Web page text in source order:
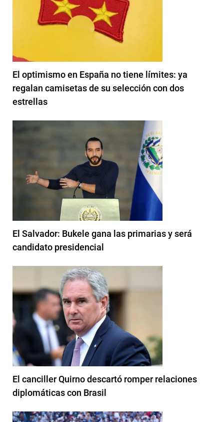
El optimismo en España no tiene límites: ya
regalan camisetas de su selección con dos
estrellas
El Salvador: Bukele gana las primarias y será
candidato presidencial
El canciller Quirno descartó romper relaciones
diplomáticas con Brasil